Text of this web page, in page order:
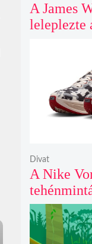
A James
leleplezte
A Nike
Swoosh-
Divat